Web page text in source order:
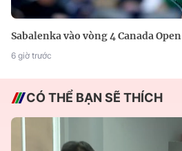
Sabalenka vào vòng 4 Canada Open
6 giờ trước
CÓ THỂ BẠN SẼ THÍCH